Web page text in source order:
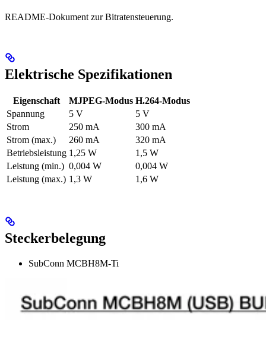
README-Dokument zur Bitratensteuerung.
Elektrische Spezifikationen
Eigenschaft MJPEG-Modus H.264-Modus
Spannung
5 V
5 V
Strom
250 mA
300 mA
Strom (max.)
260 mA
320 mA
Betriebsleistung 1,25 W
1,5 W
Leistung (min.) 0,004 W
0,004 W
Leistung (max.) 1,3 W 1,6 W
Steckerbelegung
SubConn MCBH8M-Ti